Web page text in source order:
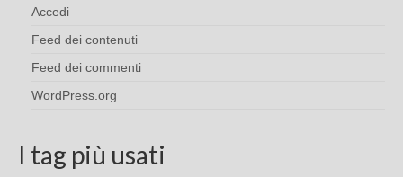
Accedi
Feed dei contenuti
Feed dei commenti
WordPress.org
I tag più usati